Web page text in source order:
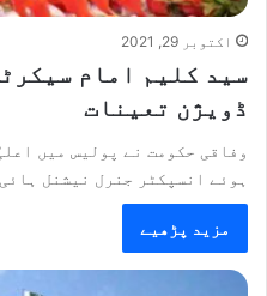
اکتوبر 29, 2021
سید کلیم امام
ڈویژن تعینات
وفاقی حکومت نے پولیس میں
ہوئے انسپکٹر جنرل نیشنل
مزید پڑھیے